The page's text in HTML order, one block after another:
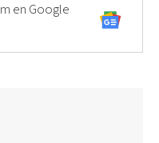
en Google